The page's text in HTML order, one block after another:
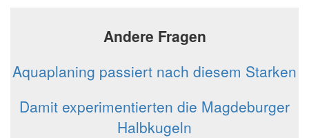
Andere Fragen
Aquaplaning passiert nach diesem Starken
Damit experimentierten die Magdeburger
Halbkugeln